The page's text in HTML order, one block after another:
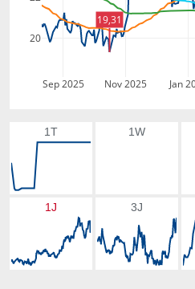
Sep 2025 Nov 2025 Jan
20
19,31
1T 1W
1J 3J